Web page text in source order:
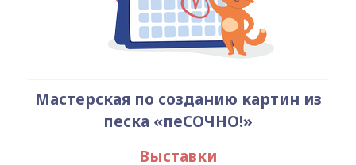
Мастерская по созданию картин из
песка «пеСОЧНО!»
Выставки